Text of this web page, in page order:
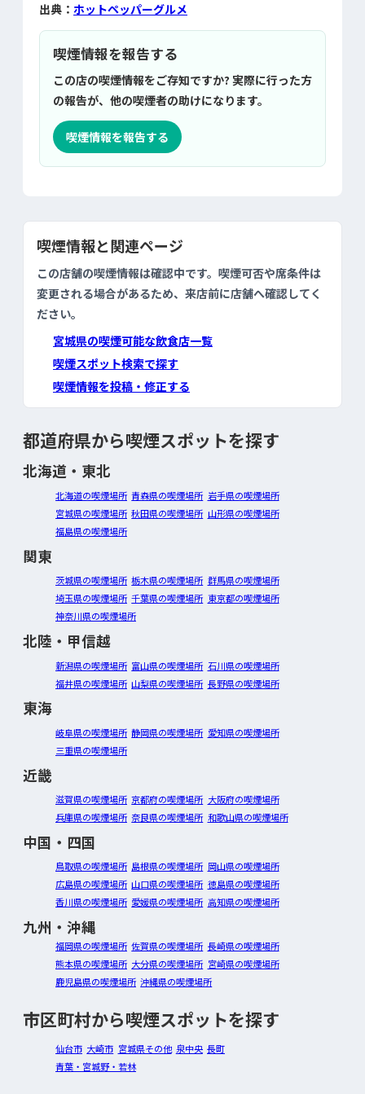
出典： ホットペッパーグルメ
喫煙情報を報告する
この店の喫煙情報をご存知ですか? 実際に行った方
の報告が、他の喫煙者の助けになります。
喫煙情報を報告する
喫煙情報と関連ページ
この店舗の喫煙情報は確認中です。喫煙可否や席条件は
変更される場合があるため、来店前に店舗へ確認してく
ださい。
宮城県の喫煙可能な飲食店一覧
喫煙スポット検索で探す
喫煙情報を投稿・修正する
都道府県から喫煙スポットを探す
北海道・東北
北海道の喫煙場所 青森県の喫煙場所 岩手県の喫煙場所
宮城県の喫煙場所 秋田県の喫煙場所 山形県の喫煙場所
福島県の喫煙場所
関東
茨城県の喫煙場所 栃木県の喫煙場所 群馬県の喫煙場所
埼玉県の喫煙場所 千葉県の喫煙場所 東京都の喫煙場所
神奈川県の喫煙場所
北陸・甲信越
新潟県の喫煙場所 富山県の喫煙場所 石川県の喫煙場所
福井県の喫煙場所 山梨県の喫煙場所 長野県の喫煙場所
東海
岐阜県の喫煙場所 静岡県の喫煙場所 愛知県の喫煙場所
三重県の喫煙場所
近畿
滋賀県の喫煙場所 京都府の喫煙場所 大阪府の喫煙場所
兵庫県の喫煙場所 奈良県の喫煙場所 和歌山県の喫煙場所
中国・四国
鳥取県の喫煙場所 島根県の喫煙場所 岡山県の喫煙場所
広島県の喫煙場所 山口県の喫煙場所 徳島県の喫煙場所
香川県の喫煙場所 愛媛県の喫煙場所 高知県の喫煙場所
九州・沖縄
福岡県の喫煙場所 佐賀県の喫煙場所 長崎県の喫煙場所
熊本県の喫煙場所 大分県の喫煙場所 宮崎県の喫煙場所
鹿児島県の喫煙場所 沖縄県の喫煙場所
市区町村から喫煙スポットを探す
仙台市 大崎市 宮城県その他 泉中央 長町
青葉・宮城野・若林